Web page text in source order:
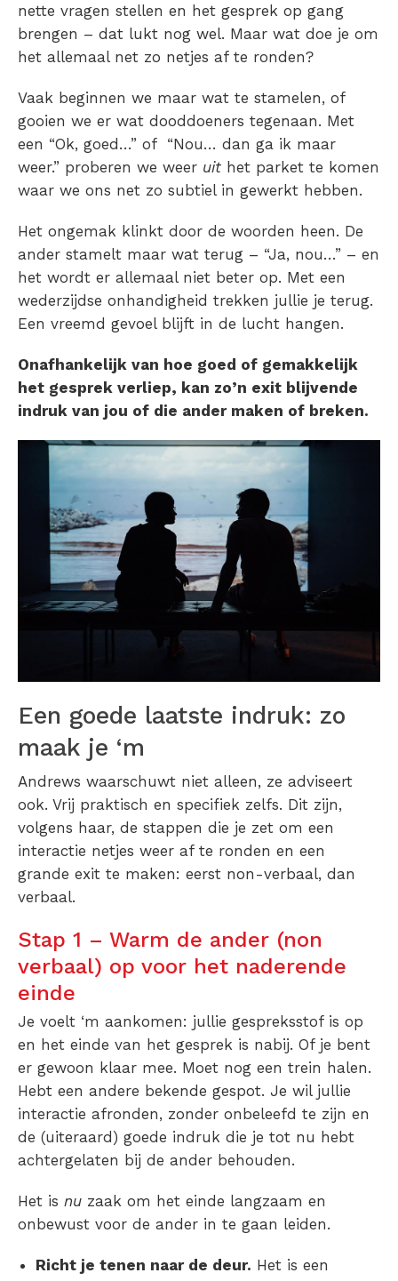
nette vragen stellen en het gesprek op gang
brengen – dat lukt nog wel. Maar wat doe je om
het allemaal net zo netjes af te ronden?
Vaak beginnen we maar wat te stamelen, of
gooien we er wat dooddoeners tegenaan. Met
een “Ok, goed…” of “Nou… dan ga ik maar
weer.” proberen we weer uit het parket te komen
waar we ons net zo subtiel in gewerkt hebben.
Het ongemak klinkt door de woorden heen. De
ander stamelt maar wat terug – “Ja, nou…” – en
het wordt er allemaal niet beter op. Met een
wederzijdse onhandigheid trekken jullie je terug.
Een vreemd gevoel blijft in de lucht hangen.
Onafhankelijk van hoe goed of gemakkelijk
het gesprek verliep, kan zo’n exit blijvende
indruk van jou of die ander maken of breken.
Een goede laatste indruk: zo
maak je ‘m
Andrews waarschuwt niet alleen, ze adviseert
ook. Vrij praktisch en specifiek zelfs. Dit zijn,
volgens haar, de stappen die je zet om een
interactie netjes weer af te ronden en een
grande exit te maken: eerst non-verbaal, dan
verbaal.
Stap 1 – Warm de ander (non
verbaal) op voor het naderende
einde
Je voelt ‘m aankomen: jullie gespreksstof is op
en het einde van het gesprek is nabij. Of je bent
er gewoon klaar mee. Moet nog een trein halen.
Hebt een andere bekende gespot. Je wil jullie
interactie afronden, zonder onbeleefd te zijn en
de (uiteraard) goede indruk die je tot nu hebt
achtergelaten bij de ander behouden.
Het is nu zaak om het einde langzaam en
onbewust voor de ander in te gaan leiden.
Richt je tenen naar de deur. Het is een